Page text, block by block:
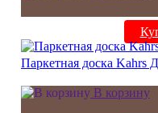
Паркетная доска Kahrs
В корзину